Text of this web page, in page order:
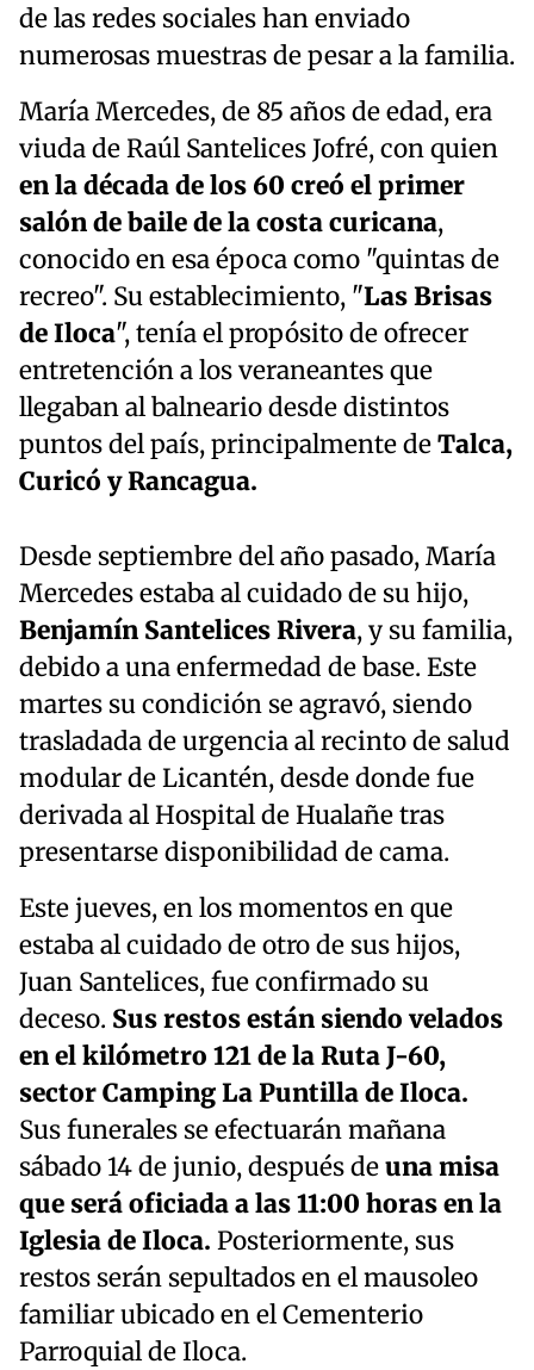
de las redes sociales han enviado
numerosas muestras de pesar a la familia.
María Mercedes, de 85 años de edad, era
viuda de Raúl Santelices Jofré, con quien
en la década de los 60 creó el primer
salón de baile de la costa curicana,
conocido en esa época como "quintas de
recreo". Su establecimiento, "Las Brisas
de Iloca", tenía el propósito de ofrecer
entretención a los veraneantes que
llegaban al balneario desde distintos
puntos del país, principalmente deTalca,
Curicó y Rancagua.
Desde septiembre del año pasado, María
Mercedes estaba al cuidado de su hijo,
Benjamín Santelices Rivera, y su familia,
debido a una enfermedad de base. Este
martes su condición se agravó, siendo
trasladada de urgencia al recinto de salud
modular de Licantén, desde donde fue
derivada al Hospital de Hualañe tras
presentarse disponibilidad de cama.
Este jueves, en los momentos en que
estaba al cuidado de otro de sus hijos,
Juan Santelices, fue confirmado su
deceso. Sus restos están siendo velados
en el kilómetro 121 de la Ruta J-60,
sector Camping La Puntilla de Iloca.
Sus funerales se efectuarán mañana
sábado 14 de junio, después deuna misa
que será oficiada a las 11:00 horas en la
Iglesia de Iloca. Posteriormente, sus
restos serán sepultados en el mausoleo
familiar ubicado en el Cementerio
Parroquial de Iloca.